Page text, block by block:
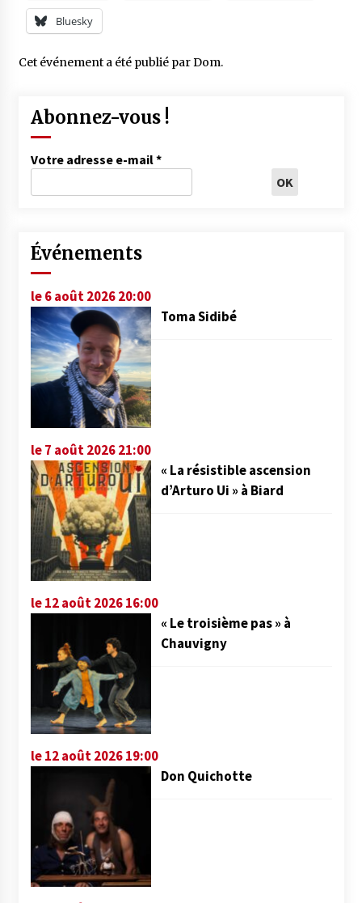
Bluesky
Cet événement a été publié parDom.
Abonnez-vous !
Votre adresse e-mail*
Événements
le 6 août 2026 20:00
Toma Sidibé
le 7 août 2026 21:00
« La résistible ascension
d’Arturo Ui » à Biard
le 12 août 2026 16:00
« Le troisième pas » à
Chauvigny
le 12 août 2026 19:00
Don Quichotte